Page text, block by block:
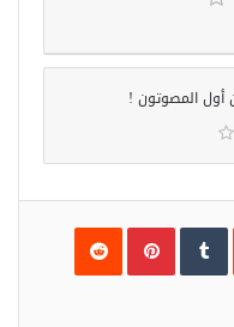
أول المصوتون !
Pinterest